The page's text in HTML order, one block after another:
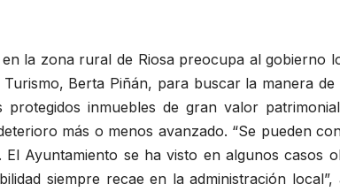
la zona rural de Riosa preocupa al gobierno
Berta Piñán, para buscar la manera
inmuebles de gran valor
más o menos avanzado. “Se pueden
El Ayuntamiento se ha visto en algunos casos
siempre recae en la administración